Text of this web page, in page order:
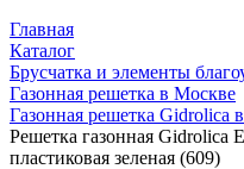
Главная
Каталог
Брусчатка и элементы
Газонная решетка в Москве
Газонная решетка Gidrolica
Решетка газонная Gidrolica
пластиковая зеленая (609)